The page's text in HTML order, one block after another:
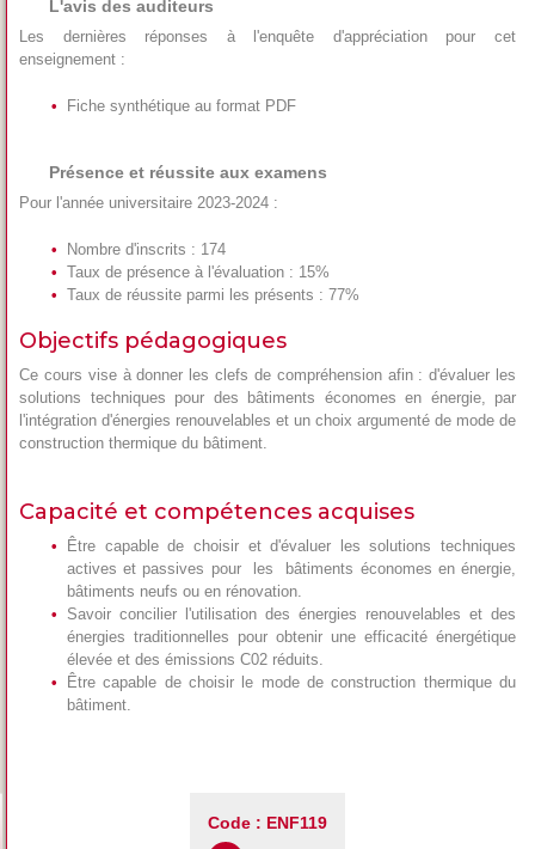
L'avis des auditeurs
Les dernières réponses à l'enquête d'appréciation pour cet
enseignement :
Fiche synthétique au format PDF
Présence et réussite aux examens
Pour l'année universitaire 2023-2024 :
Nombre d'inscrits : 174
Taux de présence à l'évaluation : 15%
Taux de réussite parmi les présents : 77%
Objectifs pédagogiques
Ce cours vise à donner les clefs de compréhension afin : d'évaluer les
solutions techniques pour des bâtiments économes en énergie, par
l'intégration d'énergies renouvelables et un choix argumenté de mode de
construction thermique du bâtiment.
Capacité et compétences acquises
Être capable de choisir et d'évaluer les solutions techniques
actives et passives pour les bâtiments économes en énergie,
bâtiments neufs ou en rénovation.
Savoir concilier l'utilisation des énergies renouvelables et des
énergies traditionnelles pour obtenir une efficacité énergétique
élevée et des émissions C02 réduits.
Être capable de choisir le mode de construction thermique du
bâtiment.
Code : ENF119